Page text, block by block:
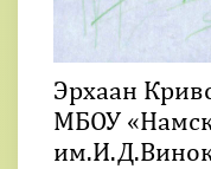
Эрхаан
МБОУ